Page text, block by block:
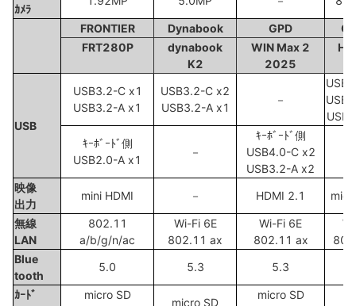
ｶﾒﾗ
FRONTIER Dynabook GPD
FRT280P
dynabook
K2
WIN Max 2
2025
USB
USB3.2-C x1
USB3.2-A x1
USB3.2-C x2
USB3.2-A x1
－
ｷｰﾎﾞｰﾄﾞ側
USB2.0-A x1
－
ｷｰﾎﾞｰﾄﾞ側
USB4.0-C x2
USB3.2-A x2
映像
出力
mini HDMI － HDMI 2.1
無線
LAN
802.11
a/b/g/n/ac
Wi-Fi 6E
802.11 ax
Wi-Fi 6E
802.11 ax
Blue
tooth
5.0 5.3 5.3
ｶｰﾄﾞ
micro SD
micro SD
micro SD